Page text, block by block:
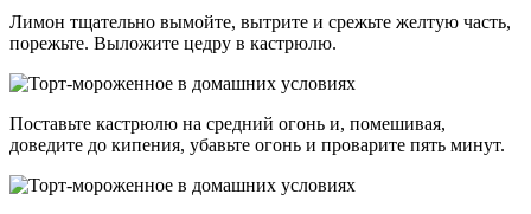
Лимон тщательно вымойте, вытрите и срежьте желтую часть,
порежьте. Выложите цедру в кастрюлю.
Поставьте кастрюлю на средний огонь и, помешивая,
доведите до кипения, убавьте огонь и проварите пять минут.